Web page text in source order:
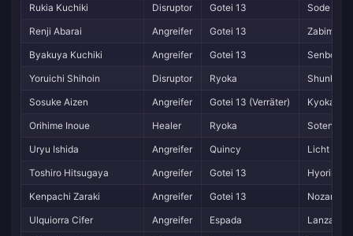
Rukia Kuchiki
Disruptor Gotei 13
Sode no
Renji Abarai
Angreifer Gotei 13
Zabimaru
Byakuya Kuchiki
Angreifer Gotei 13
Yoruichi Shihoin
Disruptor Ryoka
Shunko
Sosuke Aizen
Angreifer Gotei 13 (Verräter)
Kyoka
Orihime Inoue
Healer Ryoka
Soten
Uryu Ishida
Angreifer Quincy
Licht
Toshiro Hitsugaya
Angreifer Gotei 13
Kenpachi Zaraki
Angreifer Gotei 13
Ulquiorra Cifer
Angreifer Espada
Lanza del